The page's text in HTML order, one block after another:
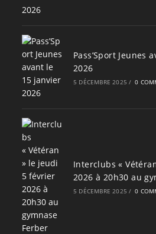
Pass’Sport Jeunes
2026
5 DÉCEMBRE 2025 / 0
Interclubs «
2026 à 20h30 au
5 DÉCEMBRE 2025 / 0